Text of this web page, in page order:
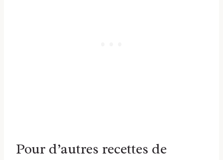
Pour d’autres recettes de